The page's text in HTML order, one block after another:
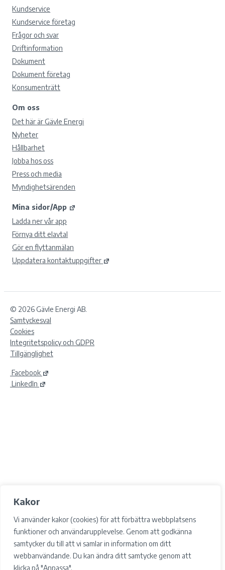
Kakor
Vi använder kakor (cookies) för att förbättra webbplatsens
funktioner och användarupplevelse. Genom att godkänna
samtycker du till att vi samlar in information om ditt
webbanvändande. Du kan ändra ditt samtycke genom att
klicka på "Anpassa".
Kundservice
Kundservice företag
Frågor och svar
Driftinformation
Dokument
Dokument företag
Konsumenträtt
Om oss
Det här är Gävle Energi
Nyheter
Hållbarhet
Jobba hos oss
Press och media
Myndighetsärenden
Mina sidor/App
Ladda ner vår app
Förnya ditt elavtal
Gör en flyttanmälan
Uppdatera kontaktuppgifter
© 2026 Gävle Energi AB.
Samtyckesval
Cookies
Integritetspolicy och GDPR
Tillgänglighet
Facebook
LinkedIn